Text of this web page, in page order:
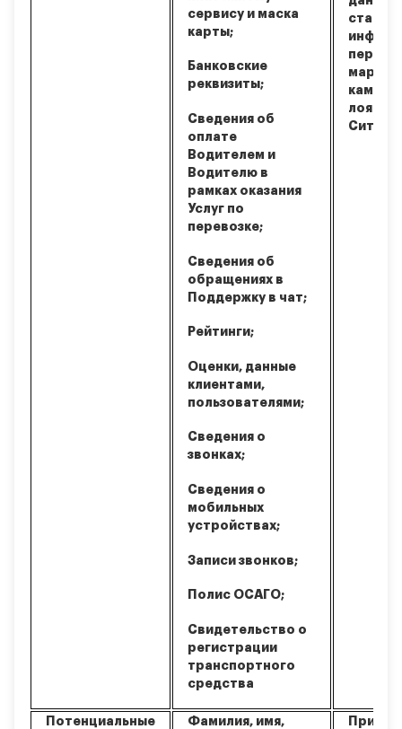
сервису и маска
карты;
Банковские
реквизиты;
Сведения об
оплате
Водителем и
Водителю в
рамках оказания
Услуг по
перевозке;
Сведения об
обращениях в
Поддержку в чат;
Рейтинги;
Оценки, данные
клиентами,
пользователями;
Сведения о
звонках;
Сведения о
мобильных
устройствах;
Записи звонков;
Полис ОСАГО;
Свидетельство о
регистрации
транспортного
средства
Потенциальные
Фамилия, имя,